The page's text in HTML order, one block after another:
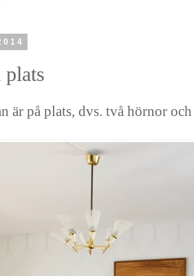
plats
är på plats, dvs. två hörnor